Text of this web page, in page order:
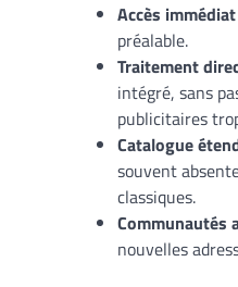
Accès immédiat
préalable.
Traitement
intégré, sans
publicitaires
Catalogue
souvent
classiques.
Communautés
nouvelles